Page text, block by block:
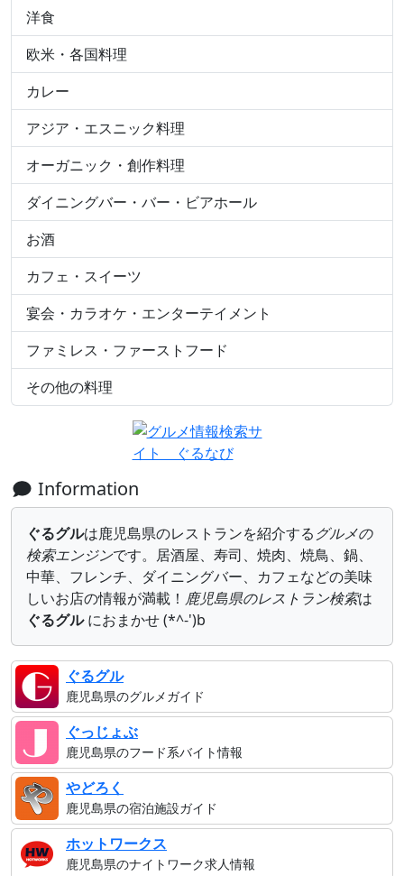
洋食
欧米・各国料理
カレー
アジア・エスニック料理
オーガニック・創作料理
ダイニングバー・バー・ビアホール
お酒
カフェ・スイーツ
宴会・カラオケ・エンターテイメント
ファミレス・ファーストフード
その他の料理
Information
ぐるグルは鹿児島県のレストランを紹介する グルメの
検索エンジンです。居酒屋、寿司、焼肉、焼鳥、鍋、
中華、フレンチ、ダイニングバー、カフェなどの美味
しいお店の情報が満載！ 鹿児島県のレストラン検索は
ぐるグルにおまかせ (*^-')b
ぐるグル
鹿児島県のグルメガイド
ぐっじょぶ
鹿児島県のフード系バイト情報
やどろく
鹿児島県の宿泊施設ガイド
ホットワークス
鹿児島県のナイトワーク求人情報